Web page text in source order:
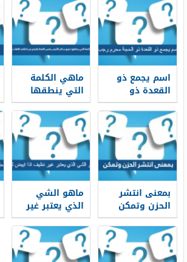
اسم يجمع ذو
القعدة ذو
الحجة محرم
رجب الاشهر من
5 حروف
ماهي الكلمة
التي ينطقها
جميع سكان
الأرض بنفس
اللفظ بالرغم
من اختلاف
اللغات
واللهجات
بمعنى انتشر
الحزن وتمكن
الحزن من 3
حروف
ماهو الشي
الذي يعتبر غير
نظيف اذا ابيض
لونه